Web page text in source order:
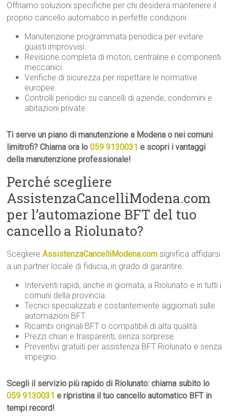
Offriamo soluzioni specifiche per chi desidera mantenere il
proprio cancello automatico in perfette condizioni:
Manutenzione programmata periodica per evitare
guasti improvvisi.
Revisione completa di motori, centraline e componenti
meccanici.
Verifiche di sicurezza per rispettare le normative
europee.
Controlli periodici su cancelli di aziende, condomini e
abitazioni private.
Ti serve un piano di manutenzione a Modena o nei comuni
limitrofi? Chiama ora lo059 9130031 e scopri i vantaggi
della manutenzione professionale!
Perché scegliere
AssistenzaCancelliModena.com
per l’automazione BFT del tuo
cancello a Riolunato?
ScegliereAssistenzaCancelliModena.com significa affidarsi
a un partner locale di fiducia, in grado di garantire:
Interventi rapidi, anche in giornata, a Riolunato e in tutti i
comuni della provincia.
Tecnici specializzati e costantemente aggiornati sulle
automazioni BFT.
Ricambi originali BFT o compatibili di alta qualità.
Prezzi chiari e trasparenti, senza sorprese.
Preventivi gratuiti per assistenza BFT Riolunato e senza
impegno.
Scegli il servizio più rapido di Riolunato: chiama subito lo
059 9130031 e ripristina il tuo cancello automatico BFT in
tempi record!